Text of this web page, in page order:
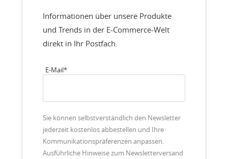
Informationen über unsere Produkte
und Trends in der E-Commerce-Welt
direkt in Ihr Postfach.
E-Mail*
Sie können selbstverständlich den Newsletter
jederzeit kostenlos abbestellen und Ihre
Kommunikationspräferenzen anpassen.
Ausführliche Hinweise zum Newsletterversand